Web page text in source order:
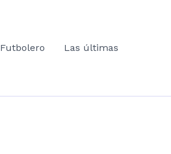
Futbolero Las últimas